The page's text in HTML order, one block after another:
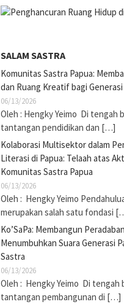
SALAM SASTRA
Komunitas Sastra Papua:
dan Ruang Kreatif bagi Generasi
06/13/2026
Oleh : Hengky Yeimo Di tengah
tantangan pendidikan dan […]
Kolaborasi Multisektor dalam
Literasi di Papua: Telaah atas
Komunitas Sastra Papua
06/13/2026
Oleh : Hengky Yeimo
merupakan salah satu fondasi
Ko’SaPa: Membangun
Menumbuhkan Suara Generasi
Sastra
06/13/2026
Oleh : Hengky Yeimo Di tengah
tantangan pembangunan di […]